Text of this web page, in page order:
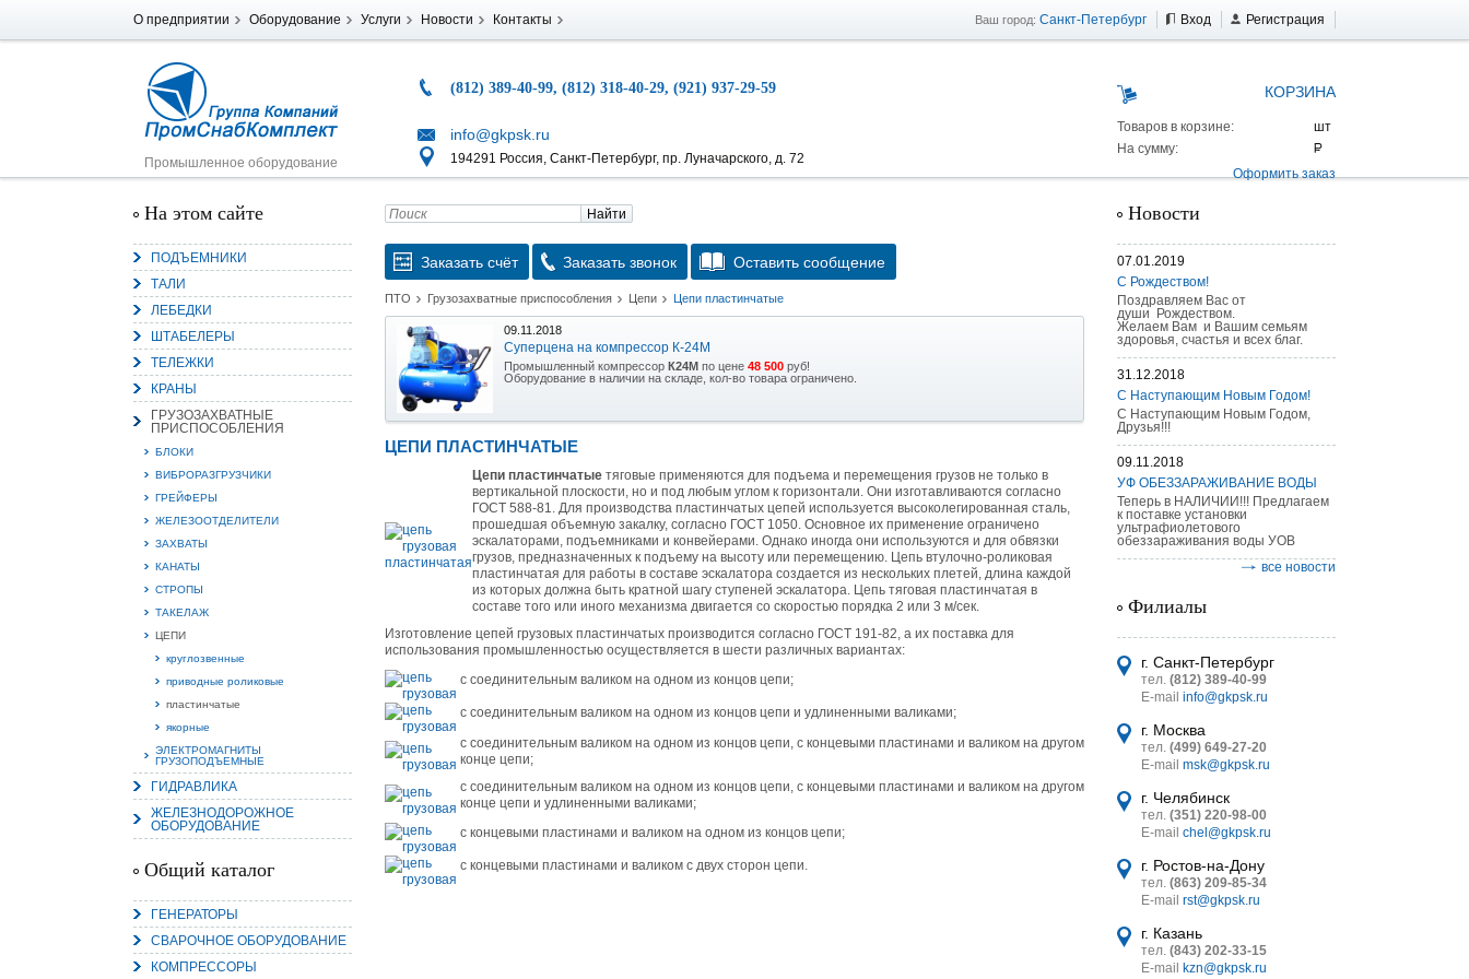
О предприятии Оборудование Услуги Новости Контакты Ваш город: Санкт-Петербург Вход Регистрация
Промышленное оборудование
(812) 389-40-99, (812) 318-40-29, (921) 937-29-59
info@gkpsk.ru
194291 Россия, Санкт-Петербург, пр. Луначарского, д. 72
КОРЗИНА
Товаров в корзине:
На сумму:
Оформить заказ
На этом сайте
ПОДЪЕМНИКИ
ТАЛИ
ЛЕБЕДКИ
ШТАБЕЛЕРЫ
ТЕЛЕЖКИ
КРАНЫ
ГРУЗОЗАХВАТНЫЕ
ПРИСПОСОБЛЕНИЯ
БЛОКИ
ВИБРОРАЗГРУЗЧИКИ
ГРЕЙФЕРЫ
ЖЕЛЕЗООТДЕЛИТЕЛИ
ЗАХВАТЫ
КАНАТЫ
СТРОПЫ
ТАКЕЛАЖ
ЦЕПИ
круглозвенные
приводные роликовые
пластинчатые
якорные
ЭЛЕКТРОМАГНИТЫ
ГРУЗОПОДЪЕМНЫЕ
ГИДРАВЛИКА
ЖЕЛЕЗНОДОРОЖНОЕ
ОБОРУДОВАНИЕ
Общий каталог
ГЕНЕРАТОРЫ
СВАРОЧНОЕ ОБОРУДОВАНИЕ
КОМПРЕССОРЫ
Найти
Заказать счёт Заказать звонок Оставить сообщение
ПТО Грузозахватные приспособления Цепи Цепи пластинчатые
09.11.2018
Суперцена на компрессор К-24М
Промышленный компрессор К24М по цене 48 500 руб!
Оборудование в наличии на складе, кол-во товара ограничено.
15.10.2018
Уникальная возможность приобрести (в наличии на складе) тележку гидравлическую AS 25 г/п
05.09.2018
Новое поступление на склад насосов
Насосы Calpeda в НАЛИЧИИ
https://www.1nasos.ru/vodosnabzhenie-otoplenie/calpeda-mxh-203e
15.01.2018
Ручные насосы НБУ без торговой наценки!
Поступление насосов НБУ 700-02 на склад в Спб. Купите сегодня по цене производителя!
Насос бочковой универсальный НБУ 700-02 предназначен для перекачивания пищевых растительных
масел из бочек и других емкостей и соответствует государственным санитарно-эпидемеологическим
15.01.2018
Оборудование в наличии на складе!!! Цены фиксированы!
Акция на Пневмонагнетатель ТОПОЛЬ 300 ТРАНСМИКС и Растворосмеситель
СКАУТ MINI
снижены!
28.02.2017
ЦЕПИ ПЛАСТИНЧАТЫЕ
Цепи пластинчатые тяговые применяются для подъема и перемещения грузов не только в
вертикальной плоскости, но и под любым углом к горизонтали. Они изготавливаются согласно
ГОСТ 588-81. Для производства пластинчатых цепей используется высоколегированная сталь,
прошедшая объемную закалку, согласно ГОСТ 1050. Основное их применение ограничено
эскалаторами, подъемниками и конвейерами. Однако иногда они используются и для обвязки
грузов, предназначенных к подъему на высоту или перемещению. Цепь втулочно-роликовая
пластинчатая для работы в составе эскалатора создается из нескольких плетей, длина каждой
из которых должна быть кратной шагу ступеней эскалатора. Цепь тяговая пластинчатая в
составе того или иного механизма двигается со скоростью порядка 2 или 3 м/сек.
Изготовление цепей грузовых пластинчатых производится согласно ГОСТ 191-82, а их поставка для
использования промышленностью осуществляется в шести различных вариантах:
с соединительным валиком на одном из концов цепи;
с соединительным валиком на одном из концов цепи и удлиненными валиками;
с соединительным валиком на одном из концов цепи, с концевыми пластинами и валиком на другом
конце цепи;
с соединительным валиком на одном из концов цепи, с концевыми пластинами и валиком на другом
конце цепи и удлиненными валиками;
с концевыми пластинами и валиком на одном из концов цепи;
с концевыми пластинами и валиком с двух сторон цепи.
Новости
07.01.2019
С Рождеством!
Поздравляем Вас от
души Рождеством.
Желаем Вам и Вашим семьям
здоровья, счастья и всех благ.
31.12.2018
С Наступающим Новым Годом!
С Наступающим Новым Годом,
Друзья!!!
09.11.2018
УФ ОБЕЗЗАРАЖИВАНИЕ ВОДЫ
Теперь в НАЛИЧИИ!!! Предлагаем
к поставке установки
ультрафиолетового
обеззараживания воды УОВ
все новости
Филиалы
г. Санкт-Петербург
тел. (812) 389-40-99
E-mail info@gkpsk.ru
г. Москва
тел. (499) 649-27-20
E-mail msk@gkpsk.ru
г. Челябинск
тел. (351) 220-98-00
E-mail chel@gkpsk.ru
г. Ростов-на-Дону
тел. (863) 209-85-34
E-mail rst@gkpsk.ru
г. Казань
тел. (843) 202-33-15
E-mail
kzn@gkpsk.ru